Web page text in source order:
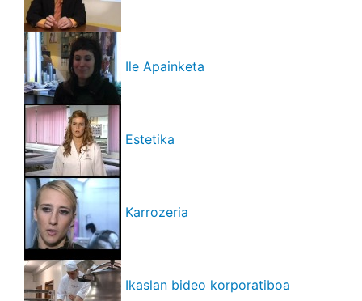
Ile Apainketa
Estetika
Karrozeria
Ikaslan bideo korporatiboa